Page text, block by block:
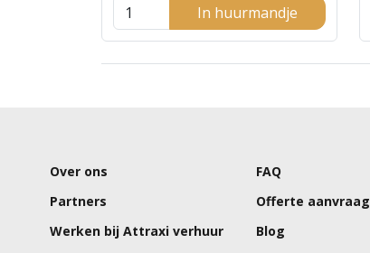
In huurmandje
Over ons
Partners
Werken bij Attraxi verhuur
FAQ
Offerte aanvraag
Blog